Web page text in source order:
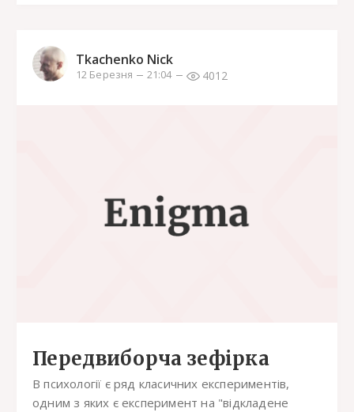
Tkachenko Nick
12 Березня 21:04 4012
Передвиборча зефірка
В психології є ряд класичних експериментів,
одним з яких є експеримент на "відкладене